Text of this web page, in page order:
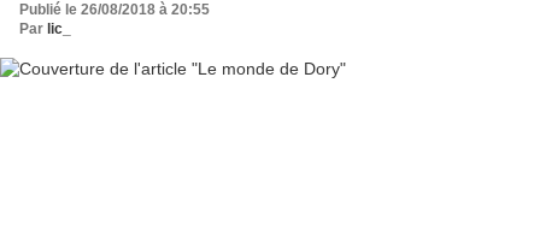
Publié le 26/08/2018 à 20:55
Par lic_